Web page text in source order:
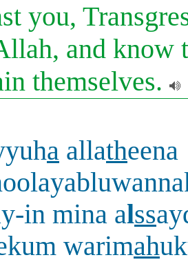
you,
and know
themselves.
a allatheena
in mina alss
warimah